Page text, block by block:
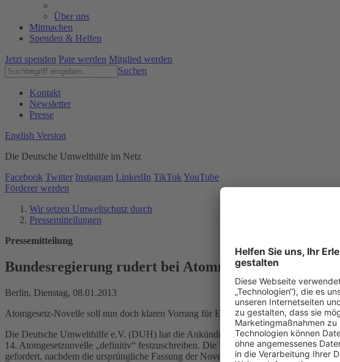
Über uns
Mitmachen
Spenden & Helfen
Jetzt spenden Pate werden Mitglied werden
Suchen
Kontakt
Newsletter
Presse
English Version
Die Deutsche Umwelthilfe im Netz
Facebook Twitter Instagram LinkedIn TikTok YouTube
Förderer werden
Wir setzen Umweltschutz durch
Pressemitteilungen
Pressemitteilung
Bundesregierung rudert bei Atommüll-Endlagerung
Berlin, Dienstag, 08.01.2013
Atomgesetz-Novelle soll nun doch klaren Vorrang für Endlagerung
Die Deutsche Umwelthilfe e.V. (DUH) hat die Ankündigung von
14. Atomgesetznovelle „definitiv“ festzuschreiben. Die Umweltorganisation hatte
gefordert, nachdem die ursprüngliche Fassung der Novelle die Option für den Export